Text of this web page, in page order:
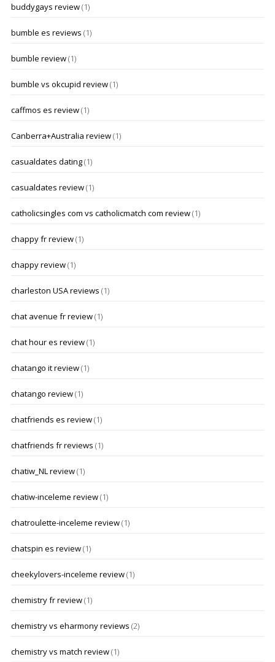
buddygays review(1)
bumble es reviews (1)
bumble review(1)
bumble vs okcupid review(1)
caffmos es review(1)
Canberra+Australia review(1)
casualdates dating(1)
casualdates review(1)
catholicsingles com vs catholicmatch com review(1)
chappy fr review(1)
chappy review(1)
charleston USA reviews (1)
chat avenue fr review(1)
chat hour es review(1)
chatango it review(1)
chatango review(1)
chatfriends es review(1)
chatfriends fr reviews (1)
chatiw_NL review(1)
chatiw-inceleme review(1)
chatroulette-inceleme review(1)
chatspin es review(1)
cheekylovers-inceleme review(1)
chemistry fr review(1)
chemistry vs eharmony reviews (2)
chemistry vs match review(1)